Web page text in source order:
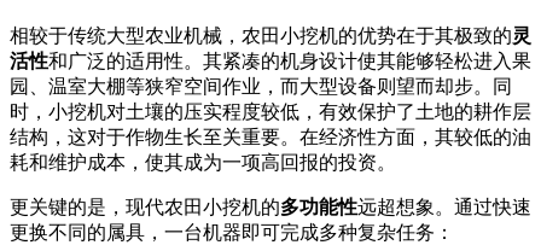
相较于传统大型农业机械，农田小挖机的优势在于其极致的灵
活性和广泛的适用性。其紧凑的机身设计使其能够轻松进入果
园、温室大棚等狭窄空间作业，而大型设备则望而却步。同
时，小挖机对土壤的压实程度较低，有效保护了土地的耕作层
结构，这对于作物生长至关重要。在经济性方面，其较低的油
耗和维护成本，使其成为一项高回报的投资。
更关键的是，现代农田小挖机的多功能性远超想象。通过快速
更换不同的属具，一台机器即可完成多种复杂任务：